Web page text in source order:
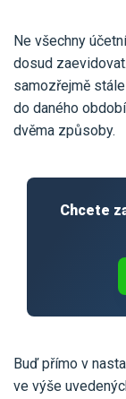
Ne všechny
dosud
samozřejmě
do daného
dvěma způsoby.
Chcete
Buď přímo v
ve výše